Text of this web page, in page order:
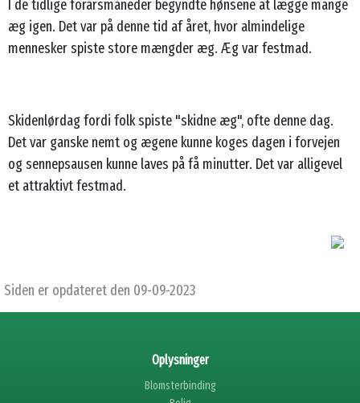
I de tidlige forårsmåneder begyndte hønsene at lægge mange
æg igen. Det var på denne tid af året, hvor almindelige
mennesker spiste store mængder æg. Æg var festmad.
Skidenlørdag fordi folk spiste "skidne æg", ofte denne dag.
Det var ganske nemt og ægene kunne koges dagen i forvejen
og sennepsausen kunne laves på få minutter. Det var alligevel
et attraktivt festmad.
Siden er opdateret den 09-09-2023
Oplysninger
Blomsterbinding